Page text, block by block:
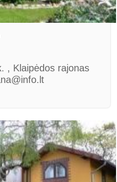
Klaipėdos rajonas